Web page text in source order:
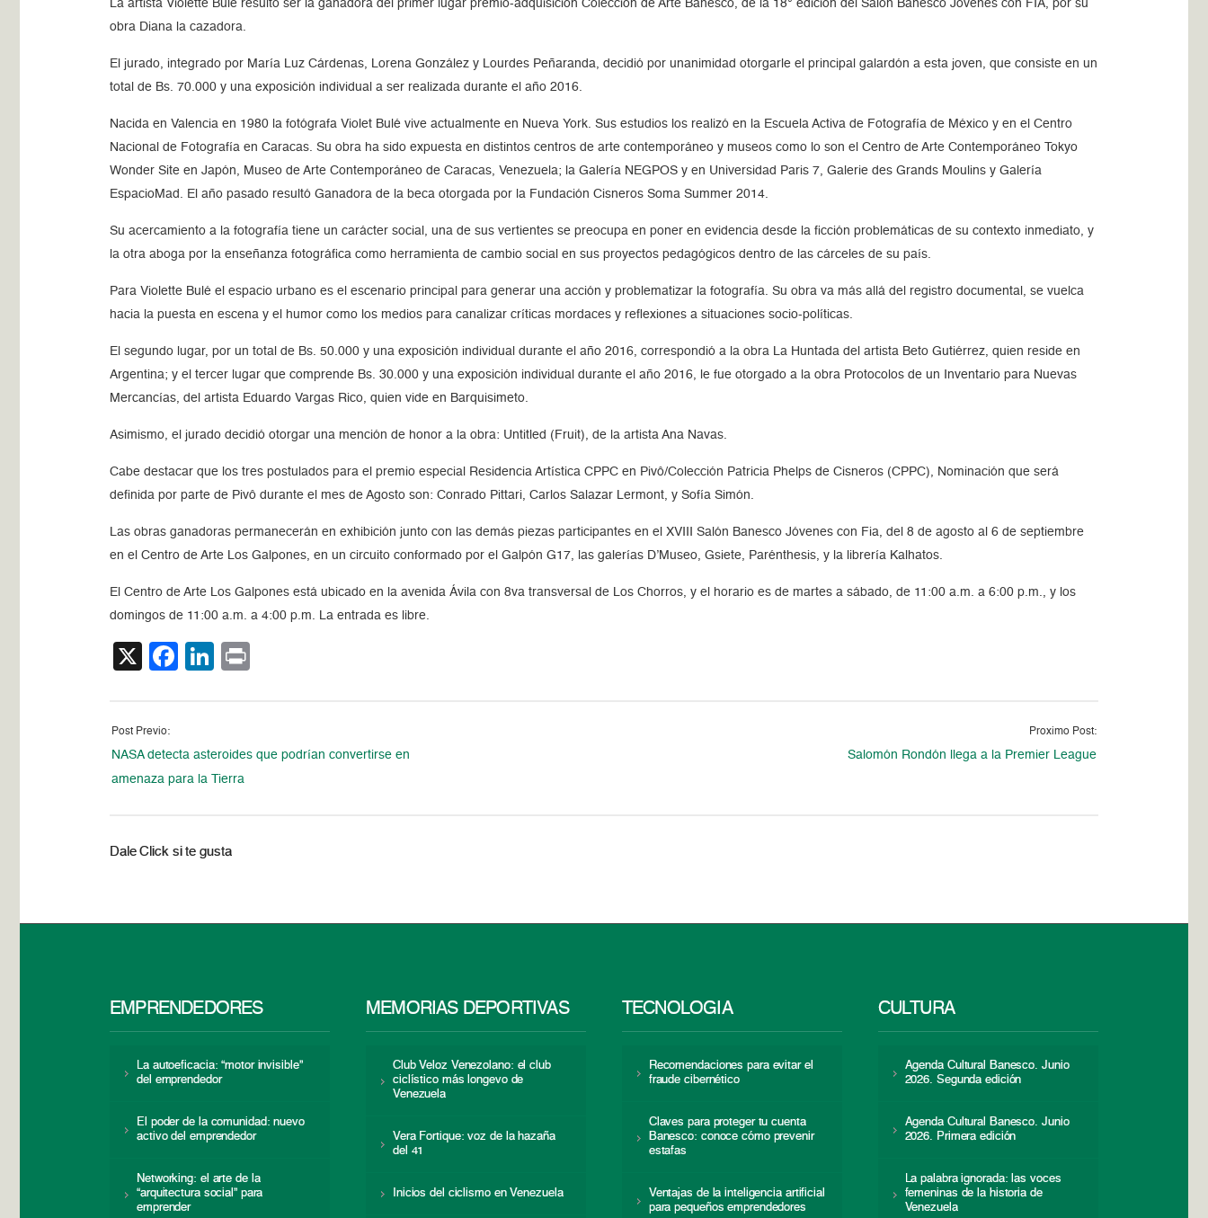
La artista Violette Bulé resultó ser la ganadora del primer lugar premio-adquisición Colección de Arte Banesco, de la 18° edición del Salón Banesco Jóvenes con FIA, por su
obra Diana la cazadora.
El jurado, integrado por María Luz Cárdenas, Lorena González y Lourdes Peñaranda, decidió por unanimidad otorgarle el principal galardón a esta joven, que consiste en un
total de Bs. 70.000 y una exposición individual a ser realizada durante el año 2016.
Nacida en Valencia en 1980 la fotógrafa Violet Bulé vive actualmente en Nueva York. Sus estudios los realizó en la Escuela Activa de Fotografía de México y en el Centro
Nacional de Fotografía en Caracas. Su obra ha sido expuesta en distintos centros de arte contemporáneo y museos como lo son el Centro de Arte Contemporáneo Tokyo
Wonder Site en Japón, Museo de Arte Contemporáneo de Caracas, Venezuela; la Galería NEGPOS y en Universidad Paris 7, Galerie des Grands Moulins y Galería
EspacioMad. El año pasado resultó Ganadora de la beca otorgada por la Fundación Cisneros Soma Summer 2014.
Su acercamiento a la fotografía tiene un carácter social, una de sus vertientes se preocupa en poner en evidencia desde la ficción problemáticas de su contexto inmediato, y
la otra aboga por la enseñanza fotográfica como herramienta de cambio social en sus proyectos pedagógicos dentro de las cárceles de su país.
Para Violette Bulé el espacio urbano es el escenario principal para generar una acción y problematizar la fotografía. Su obra va más allá del registro documental, se vuelca
hacia la puesta en escena y el humor como los medios para canalizar críticas mordaces y reflexiones a situaciones socio-políticas.
El segundo lugar, por un total de Bs. 50.000 y una exposición individual durante el año 2016, correspondió a la obra La Huntada del artista Beto Gutiérrez, quien reside en
Argentina; y el tercer lugar que comprende Bs. 30.000 y una exposición individual durante el año 2016, le fue otorgado a la obra Protocolos de un Inventario para Nuevas
Mercancías, del artista Eduardo Vargas Rico, quien vide en Barquisimeto.
Asimismo, el jurado decidió otorgar una mención de honor a la obra: Untitled (Fruit), de la artista Ana Navas.
Cabe destacar que los tres postulados para el premio especial Residencia Artística CPPC en Pivô/Colección Patricia Phelps de Cisneros (CPPC), Nominación que será
definida por parte de Pivô durante el mes de Agosto son: Conrado Pittari, Carlos Salazar Lermont, y Sofía Simón.
Las obras ganadoras permanecerán en exhibición junto con las demás piezas participantes en el XVIII Salón Banesco Jóvenes con Fia, del 8 de agosto al 6 de septiembre
en el Centro de Arte Los Galpones, en un circuito conformado por el Galpón G17, las galerías D’Museo, Gsiete, Parénthesis, y la librería Kalhatos.
El Centro de Arte Los Galpones está ubicado en la avenida Ávila con 8va transversal de Los Chorros, y el horario es de martes a sábado, de 11:00 a.m. a 6:00 p.m., y los
domingos de 11:00 a.m. a 4:00 p.m. La entrada es libre.
X Facebook
LinkedIn
Post Previo:
NASA detecta asteroides que podrían convertirse en
amenaza para la Tierra
Proximo Post:
Salomón Rondón llega a la Premier League
Dale Click si te gusta
EMPRENDEDORES
La autoeficacia: “motor invisible”
del emprendedor
El poder de la comunidad: nuevo
activo del emprendedor
Networking: el arte de la
“arquitectura social” para
emprender
MEMORIAS DEPORTIVAS
Club Veloz Venezolano: el club
ciclístico más longevo de
Venezuela
Vera Fortique: voz de la hazaña
del 41
Inicios del ciclismo en Venezuela
TECNOLOGÍA
Recomendaciones para evitar el
fraude cibernético
Claves para proteger tu cuenta
Banesco: conoce cómo prevenir
estafas
Ventajas de la inteligencia artificial
para pequeños emprendedores
CULTURA
Agenda Cultural Banesco. Junio
2026. Segunda edición
Agenda Cultural Banesco. Junio
2026. Primera edición
La palabra ignorada: las voces
femeninas de la historia de
Venezuela